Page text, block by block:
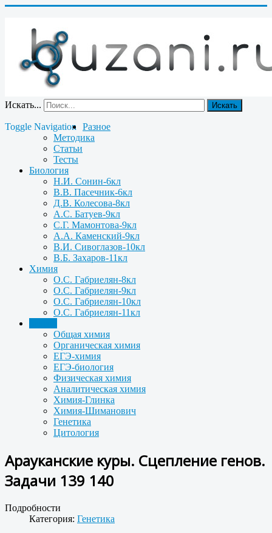
Искать... Искать
Toggle Navigation
Разное
Методика
Статьи
Тесты
Биология
Н.И. Сонин-6кл
В.В. Пасечник-6кл
Д.В. Колесова-8кл
А.С. Батуев-9кл
С.Г. Мамонтова-9кл
А.А. Каменский-9кл
В.И. Сивоглазов-10кл
В.Б. Захаров-11кл
Химия
О.С. Габриелян-8кл
О.С. Габриелян-9кл
О.С. Габриелян-10кл
О.С. Габриелян-11кл
Общая химия
Органическая химия
ЕГЭ-химия
ЕГЭ-биология
Физическая химия
Аналитическая химия
Химия-Глинка
Химия-Шиманович
Генетика
Цитология
Арауканские куры. Сцепление генов.
Задачи 139 140
Подробности
Категория: Генетика